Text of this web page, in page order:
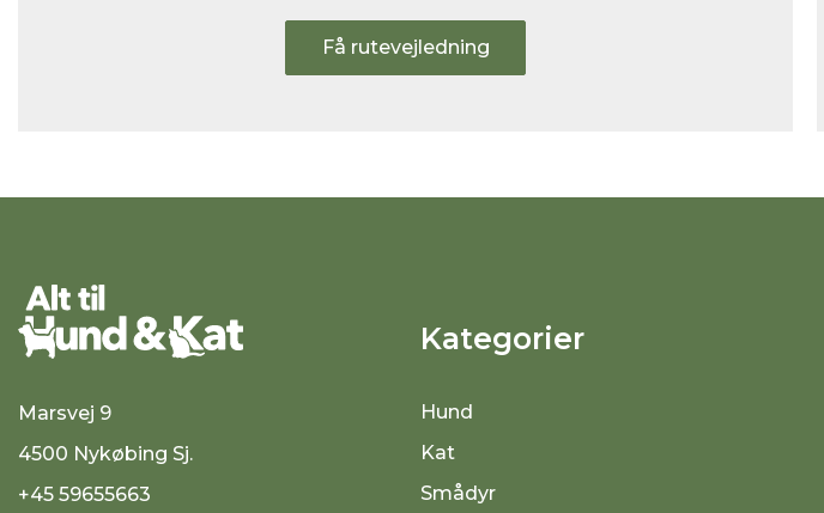
Få rutevejledning
Marsvej 9
4500 Nykøbing Sj.
+45 59655663
Kategorier
Hund
Kat
Smådyr